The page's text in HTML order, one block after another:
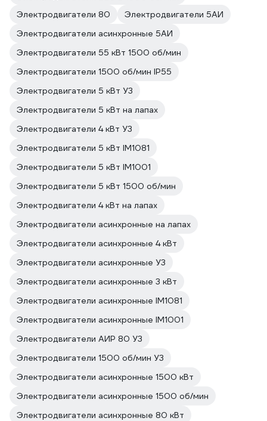
Электродвигатели 80
Электродвигатели 5АИ
Электродвигатели асинхронные 5АИ
Электродвигатели 55 кВт 1500 об/мин
Электродвигатели 1500 об/мин IP55
Электродвигатели 5 кВт У3
Электродвигатели 5 кВт на лапах
Электродвигатели 4 кВт У3
Электродвигатели 5 кВт IM1081
Электродвигатели 5 кВт IM1001
Электродвигатели 5 кВт 1500 об/мин
Электродвигатели 4 кВт на лапах
Электродвигатели асинхронные на лапах
Электродвигатели асинхронные 4 кВт
Электродвигатели асинхронные У3
Электродвигатели асинхронные 3 кВт
Электродвигатели асинхронные IM1081
Электродвигатели асинхронные IM1001
Электродвигатели АИР 80 У3
Электродвигатели 1500 об/мин У3
Электродвигатели асинхронные 1500 кВт
Электродвигатели асинхронные 1500 об/мин
Электродвигатели асинхронные 80 кВт